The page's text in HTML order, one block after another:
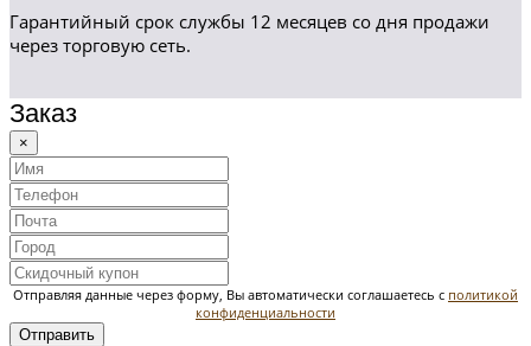
Гарантийный срок службы 12 месяцев со дня продажи
через торговую сеть.
Заказ
×
Отправляя данные через форму, Вы автоматически соглашаетесь с политикой
конфиденциальности
Отправить